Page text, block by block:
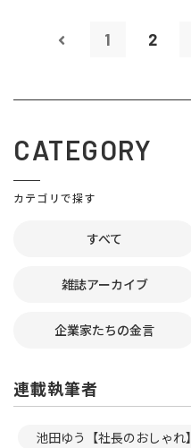
1 2
CATEGORY
カテゴリで探す
すべて
雑誌アーカイブ
企業家たちの金言
連載執筆者
池田ゆう【社長のおしゃれ】